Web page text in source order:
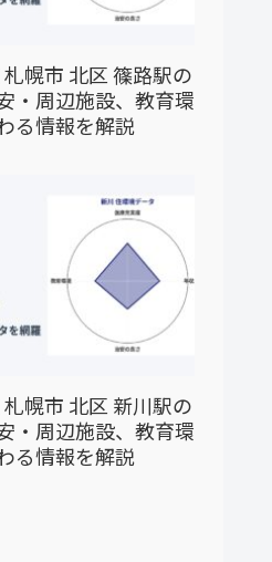
札幌市 北区 篠路駅の
・周辺施設、教育環
る情報を解説
札幌市 北区 新川駅の
・周辺施設、教育環
る情報を解説